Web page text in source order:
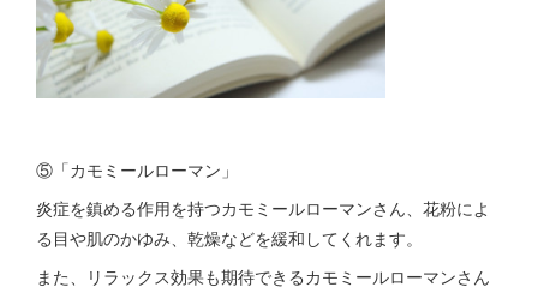
⑤「カモミールローマン」
炎症を鎮める作用を持つカモミールローマンさん、花粉によ
る目や肌のかゆみ、乾燥などを緩和してくれます。
また、リラックス効果も期待できるカモミールローマンさん